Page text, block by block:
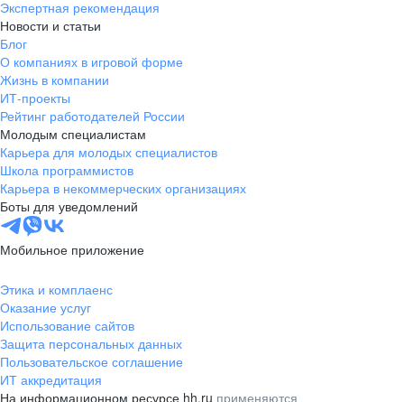
Экспертная рекомендация
Новости и статьи
Блог
О компаниях в игровой форме
Жизнь в компании
ИТ-проекты
Рейтинг работодателей России
Молодым специалистам
Карьера для молодых специалистов
Школа программистов
Карьера в некоммерческих организациях
Боты для уведомлений
Мобильное приложение
Этика и комплаенс
Оказание услуг
Использование сайтов
Защита персональных данных
Пользовательское соглашение
ИТ аккредитация
На информационном ресурсе hh.ru применяются